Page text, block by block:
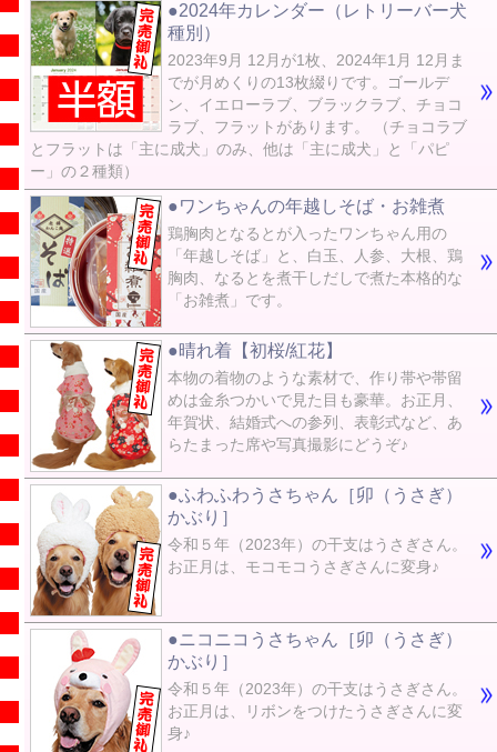
●2024年カレンダー（レトリーバー犬
種別）
2023年9月 12月が1枚、2024年1月 12月ま
でが月めくりの13枚綴りです。ゴールデ
ン、イエローラブ、ブラックラブ、チョコ
ラブ、フラットがあります。 （チョコラブ
とフラットは「主に成犬」のみ、他は「主に成犬」と「パピ
ー」の２種類）
●ワンちゃんの年越しそば・お雑煮
鶏胸肉となるとが入ったワンちゃん用の
「年越しそば」と、白玉、人参、大根、鶏
胸肉、なるとを煮干しだしで煮た本格的な
「お雑煮」です。
●晴れ着【初桜/紅花】
本物の着物のような素材で、作り帯や帯留
めは金糸つかいで見た目も豪華。お正月、
年賀状、結婚式への参列、表彰式など、あ
らたまった席や写真撮影にどうぞ♪
●ふわふわうさちゃん［卯（うさぎ）
かぶり］
令和５年（2023年）の干支はうさぎさん。
お正月は、モコモコうさぎさんに変身♪
●ニコニコうさちゃん［卯（うさぎ）
かぶり］
令和５年（2023年）の干支はうさぎさん。
お正月は、リボンをつけたうさぎさんに変
身♪